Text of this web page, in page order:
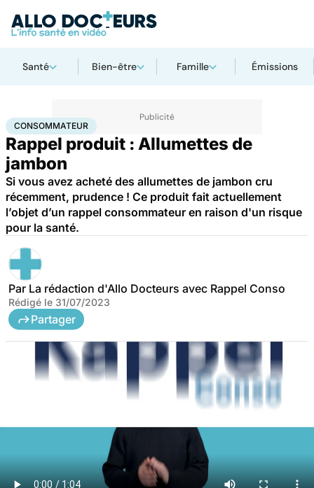
Santé Bien-être Famille Émissions
AccueilSantéConsommateur
CONSOMMATEUR
Rappel produit : Allumettes de
jambon
Si vous avez acheté des allumettes de jambon cru
récemment, prudence ! Ce produit fait actuellement
l’objet d’un rappel consommateur en raison d'un risque
pour la santé.
Par La rédaction d'Allo Docteurs avec Rappel Conso
Rédigé le 31/07/2023
Partager